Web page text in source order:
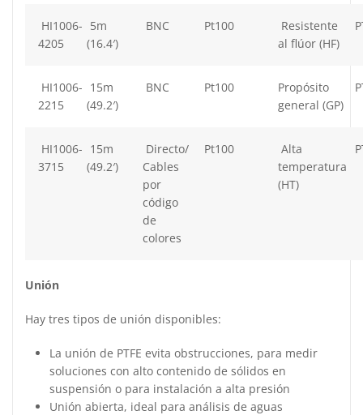
HI1006-
4205
5m
(16.4′)
BNC Pt100
Resistente
al flúor (HF)
HI1006-
2215
15m
(49.2′)
BNC Pt100
Propósito
general (GP)
HI1006-
3715
15m
(49.2′)
Directo/
Cables
por
código
de
colores
Pt100
Alta
temperatura
(HT)
Unión
Hay tres tipos de unión disponibles:
La unión de PTFE evita obstrucciones, para medir
soluciones con alto contenido de sólidos en
suspensión o para instalación a alta presión
Unión abierta, ideal para análisis de aguas